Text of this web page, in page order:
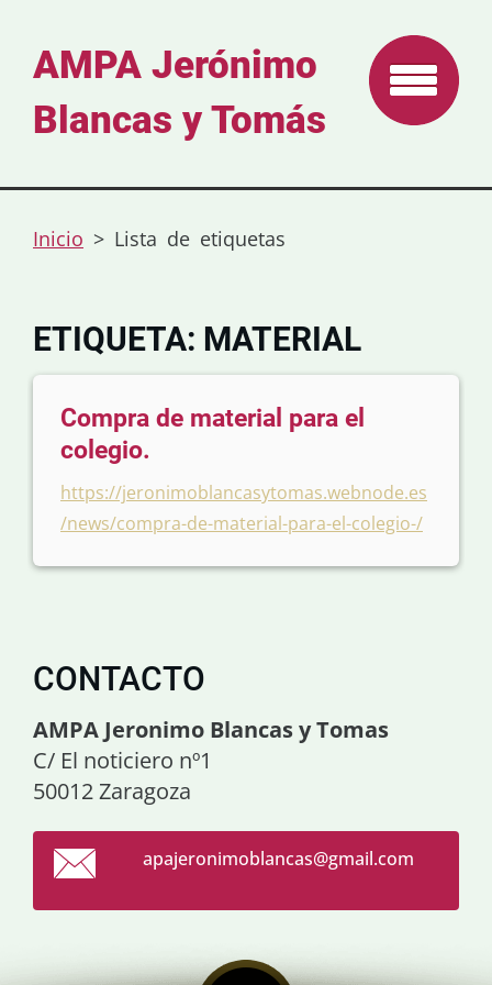
AMPA Jerónimo
Blancas y Tomás
Inicio > Lista de etiquetas
ETIQUETA: MATERIAL
Compra de material para el
colegio.
https://jeronimoblancasytomas.webnode.es
/news/compra-de-material-para-el-colegio-/
CONTACTO
AMPA Jeronimo Blancas y Tomas
C/ El noticiero nº1
50012 Zaragoza
apajeronimoblancas@gmail.com